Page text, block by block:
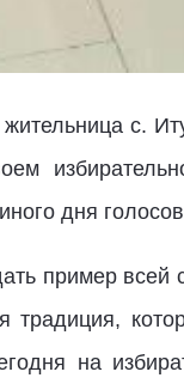
жительница с.
дня
пример всей
традиция,
на